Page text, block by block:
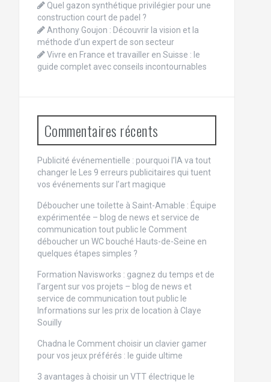
Quel gazon synthétique privilégier pour une
construction court de padel ?
Anthony Goujon : Découvrir la vision et la
méthode d’un expert de son secteur
Vivre en France et travailler en Suisse : le
guide complet avec conseils incontournables
Commentaires récents
Publicité événementielle : pourquoi l’IA va tout
changerle
Les 9 erreurs publicitaires qui tuent
vos événements sur l’art magique
Déboucher une toilette à Saint-Amable : Équipe
expérimentée – blog de news et service de
communication tout publicle Comment
déboucher un WC bouché Hauts-de-Seine en
quelques étapes simples ?
Formation Navisworks : gagnez du temps et de
l’argent sur vos projets – blog de news et
service de communication tout publicle
Informations sur les prix de location à Claye
Souilly
Chadna le Comment choisir un clavier gamer
pour vos jeux préférés : le guide ultime
3 avantages à choisir un VTT électrique le